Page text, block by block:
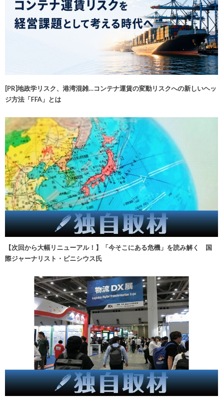
[PR]地政学リスク、港湾混雑…コンテナ運賃の変動リスクへの新しいヘッ
ジ方法「FFA」とは
【次回から大幅リニューアル！】「今そこにある危機」を読み解く 国
際ジャーナリスト・ビニシウス氏